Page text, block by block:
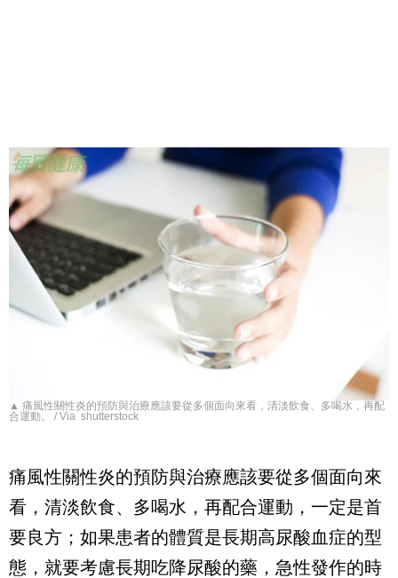
▲ 痛風性關性炎的預防與治療應該要從多個面向來看，清淡飲食、多喝水，再配
合運動。 / Via shutterstock
痛風性關性炎的預防與治療應該要從多個面向來
看，清淡飲食、多喝水，再配合運動，一定是首
要良方；如果患者的體質是長期高尿酸血症的型
態，就要考慮長期吃降尿酸的藥，急性發作的時